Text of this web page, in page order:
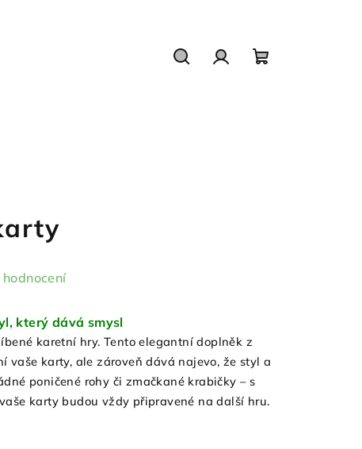
který dává smysl
karetní hry. Tento elegantní doplněk z
vaše karty, ale zároveň dává najevo, že styl a
poničené rohy či zmačkané krabičky – s
karty budou vždy připravené na další hru.